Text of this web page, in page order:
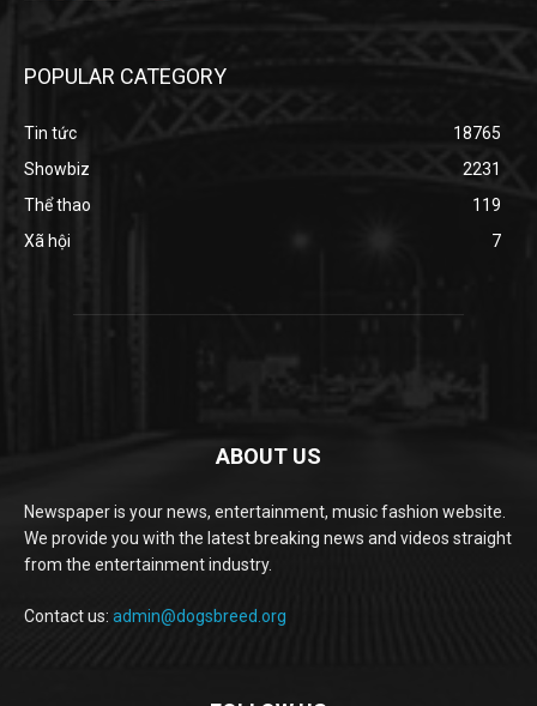
POPULAR CATEGORY
Tin tức
18765
Showbiz
2231
Thể thao
119
Xã hội
7
ABOUT US
Newspaper is your news, entertainment, music fashion website.
We provide you with the latest breaking news and videos straight
from the entertainment industry.
Contact us: admin@dogsbreed.org